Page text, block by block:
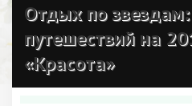
Отдых по звездам:
путешествий на
«Красота»